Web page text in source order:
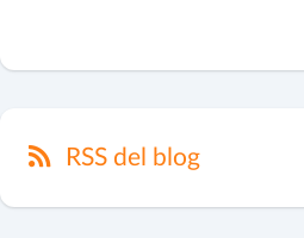
RSS del blog